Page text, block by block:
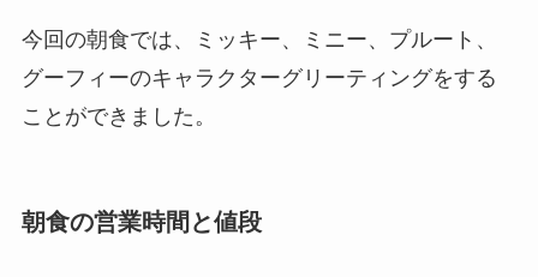
今回の朝食では、ミッキー、ミニー、プルート、
グーフィーのキャラクターグリーティングをする
ことができました。
朝食の営業時間と値段